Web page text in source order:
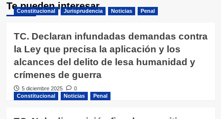
Te pueden interesar
Constitucional Jurisprudencia Noticias Penal
TC. Declaran infundadas demandas contra
la Ley que precisa la aplicación y los
alcances del delito de lesa humanidad y
crímenes de guerra
5 diciembre 2025
0
Constitucional
Noticias Penal